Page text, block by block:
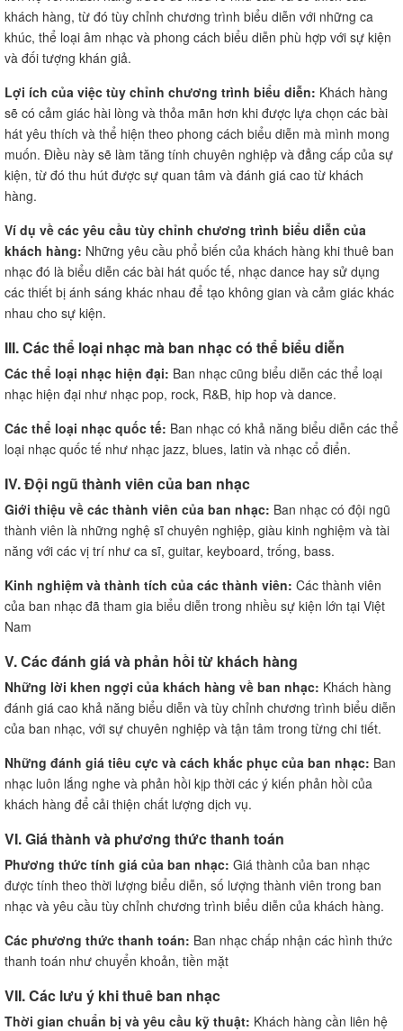
khách hàng, từ đó tùy chỉnh chương trình biểu diễn với những ca
khúc, thể loại âm nhạc và phong cách biểu diễn phù hợp với sự kiện
và đối tượng khán giả.
Lợi ích của việc tùy chỉnh chương trình biểu diễn: Khách hàng
sẽ có cảm giác hài lòng và thỏa mãn hơn khi được lựa chọn các bài
hát yêu thích và thể hiện theo phong cách biểu diễn mà mình mong
muốn. Điều này sẽ làm tăng tính chuyên nghiệp và đẳng cấp của sự
kiện, từ đó thu hút được sự quan tâm và đánh giá cao từ khách
hàng.
Ví dụ về các yêu cầu tùy chỉnh chương trình biểu diễn của
khách hàng: Những yêu cầu phổ biến của khách hàng khi thuê ban
nhạc đó là biểu diễn các bài hát quốc tế, nhạc dance hay sử dụng
các thiết bị ánh sáng khác nhau để tạo không gian và cảm giác khác
nhau cho sự kiện.
III. Các thể loại nhạc mà ban nhạc có thể biểu diễn
Các thể loại nhạc hiện đại: Ban nhạc cũng biểu diễn các thể loại
nhạc hiện đại như nhạc pop, rock, R&B, hip hop và dance.
Các thể loại nhạc quốc tế: Ban nhạc có khả năng biểu diễn các thể
loại nhạc quốc tế như nhạc jazz, blues, latin và nhạc cổ điển.
IV. Đội ngũ thành viên của ban nhạc
Giới thiệu về các thành viên của ban nhạc: Ban nhạc có đội ngũ
thành viên là những nghệ sĩ chuyên nghiệp, giàu kinh nghiệm và tài
năng với các vị trí như ca sĩ, guitar, keyboard, trống, bass.
Kinh nghiệm và thành tích của các thành viên: Các thành viên
của ban nhạc đã tham gia biểu diễn trong nhiều sự kiện lớn tại Việt
Nam
V. Các đánh giá và phản hồi từ khách hàng
Những lời khen ngợi của khách hàng về ban nhạc: Khách hàng
đánh giá cao khả năng biểu diễn và tùy chỉnh chương trình biểu diễn
của ban nhạc, với sự chuyên nghiệp và tận tâm trong từng chi tiết.
Những đánh giá tiêu cực và cách khắc phục của ban nhạc: Ban
nhạc luôn lắng nghe và phản hồi kịp thời các ý kiến phản hồi của
khách hàng để cải thiện chất lượng dịch vụ.
VI. Giá thành và phương thức thanh toán
Phương thức tính giá của ban nhạc: Giá thành của ban nhạc
được tính theo thời lượng biểu diễn, số lượng thành viên trong ban
nhạc và yêu cầu tùy chỉnh chương trình biểu diễn của khách hàng.
Các phương thức thanh toán: Ban nhạc chấp nhận các hình thức
thanh toán như chuyển khoản, tiền mặt
VII. Các lưu ý khi thuê ban nhạc
Thời gian chuẩn bị và yêu cầu kỹ thuật: Khách hàng cần liên hệ